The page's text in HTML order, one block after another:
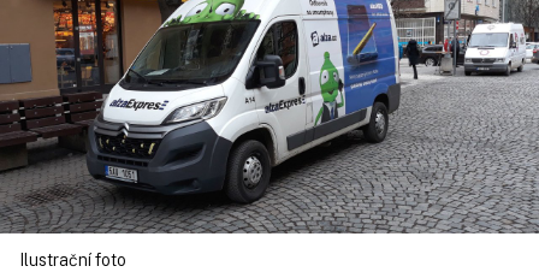
Ilustrační foto